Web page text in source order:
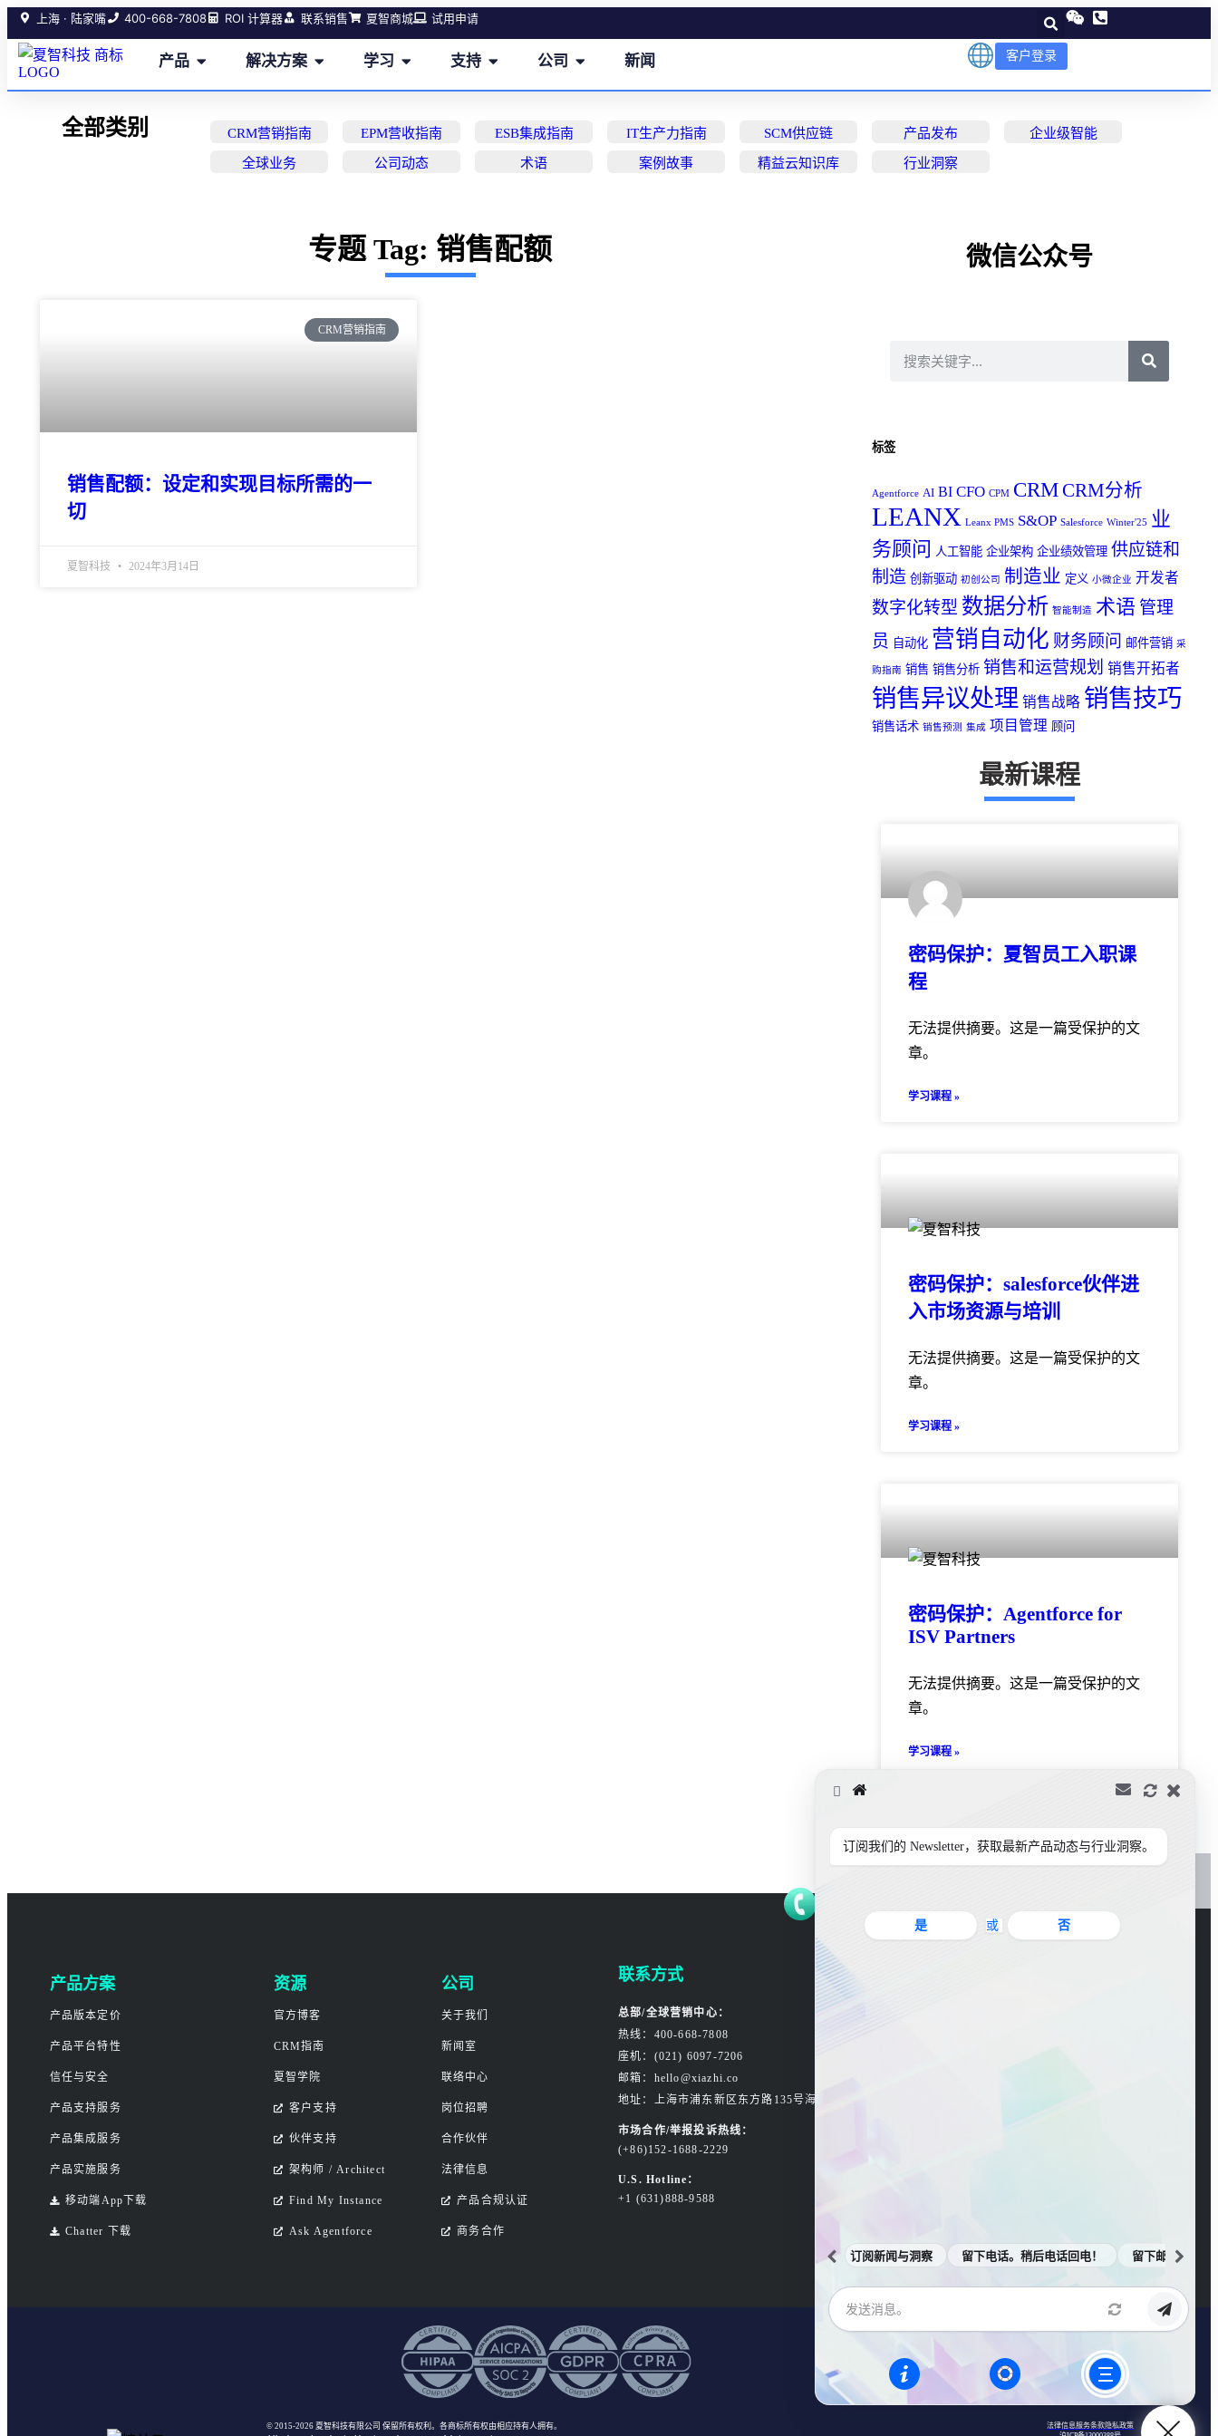
上海 · 陆家嘴 400-668-7808 ROI 计算器 联系销售 夏智商城 试用申请
产品 解决方案 学习 支持 公司 新闻 客户登录
全部类别 CRM营销指南 EPM营收指南 ESB集成指南 IT生产力指南 SCM供应链 产品发布 企业级智能
全球业务 公司动态 术语 案例故事 精益云知识库 行业洞察
专题 Tag: 销售配额
CRM营销指南
销售配额：设定和实现目标所需的一
切
夏智科技 2024年3月14日
微信公众号
标签
Agentforce AI BI CFO CPM CRMCRM分析
LEANX Leanx PMS S&OP Salesforce Winter'25
业
务顾问 人工智能 企业架构 企业绩效管理 供应链和
制造 创新驱动 初创公司 制造业 定义 小微企业 开发者
数字化转型 数据分析 智能制造 术语 管理
员 自动化 营销自动化 财务顾问 邮件营销 采
购指南 销售 销售分析 销售和运营规划 销售开拓者
销售异议处理 销售战略 销售技巧
销售话术 销售预测 集成 项目管理 顾问
最新课程
密码保护：夏智员工入职课
程
无法提供摘要。这是一篇受保护的文
章。
学习课程 »
密码保护：salesforce伙伴进
入市场资源与培训
无法提供摘要。这是一篇受保护的文
章。
学习课程 »
密码保护：Agentforce for
ISV Partners
无法提供摘要。这是一篇受保护的文
章。
学习课程 »
产品方案
产品版本定价
产品平台特性
信任与安全
产品支持服务
产品集成服务
产品实施服务
移动端App下载
Chatter 下载
资源
官方博客
CRM指南
夏智学院
客户支持
伙伴支持
架构师 / Architect
Find My Instance
Ask Agentforce
公司
关于我们
新闻室
联络中心
岗位招聘
合作伙伴
法律信息
产品合规认证
商务合作
联系方式
总部/全球营销中心：
热线：400-668-7808
座机：(021) 6097-7206
邮箱：hello@xiazhi.co
地址：上海市浦东新区东方路135号海东大楼3楼
市场合作/举报投诉热线：
(+86)152-1688-2229
U.S. Hotline：
+1 (631)888-9588
© 2015-2026 夏智科技有限公司 保留所有权利 。各商标所有权由相应持有人拥有。
法律信息服务条款隐私政策
订阅我们的 Newsletter，获取最新产品动态与行业洞察。
是 或 否
订阅新闻与洞察 留下电话。稍后电话回电！ 留下邮箱。邮件